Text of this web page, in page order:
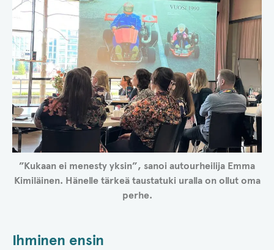
”Kukaan ei menesty yksin”, sanoi autourheilija Emma
Kimiläinen. Hänelle tärkeä taustatuki uralla on ollut oma
perhe.
Ihminen ensin